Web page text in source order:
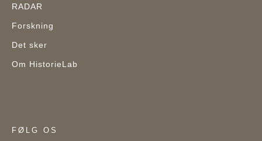
RADAR
Forskning
Det sker
Om HistorieLab
FØLG OS